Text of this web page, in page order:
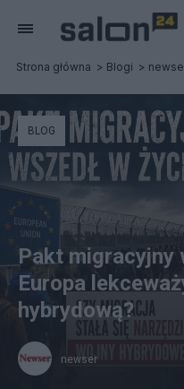
Strona główna Blogi
BLOG
Pakt migracyjny
Europa
hybrydową?
newser